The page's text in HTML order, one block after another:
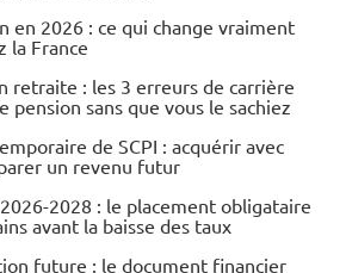
en 2026 : ce qui change vraiment
la France
retraite : les 3 erreurs de carrière
sans que vous le sachiez
de SCPI : acquérir avec
un revenu futur
2028 : le placement obligataire
avant la baisse des taux
future : le document financier